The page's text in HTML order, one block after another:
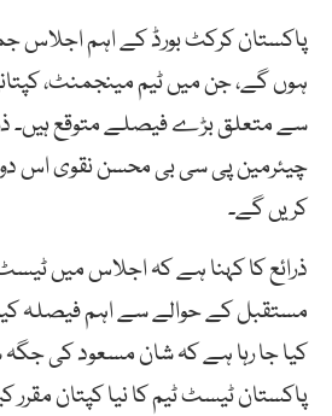
پاکستان کرکٹ بورڈ کے اہم اجلاس
ہوں گے، جن میں ٹیم مینجمنٹ،
سے متعلق بڑے فیصلے متوقع ہیں۔
چیئرمین پی سی بی محسن نقوی اس
کریں گے۔
ذرائع کا کہنا ہے کہ اجلاس میں
مستقبل کے حوالے سے اہم فیصلہ کیا
کیا جا رہا ہے کہ شان مسعود کی
پاکستان ٹیسٹ ٹیم کا نیا کپتان مقرر